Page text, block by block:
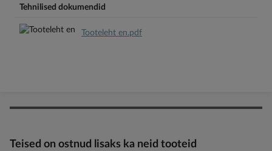
Tehnilised dokumendid
Tooteleht en.pdf
Teised on ostnud lisaks ka neid tooteid